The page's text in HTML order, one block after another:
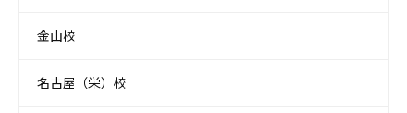
金山校
名古屋（栄）校